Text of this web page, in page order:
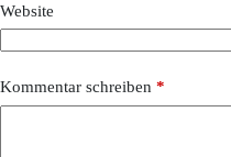
Website
Kommentar schreiben *